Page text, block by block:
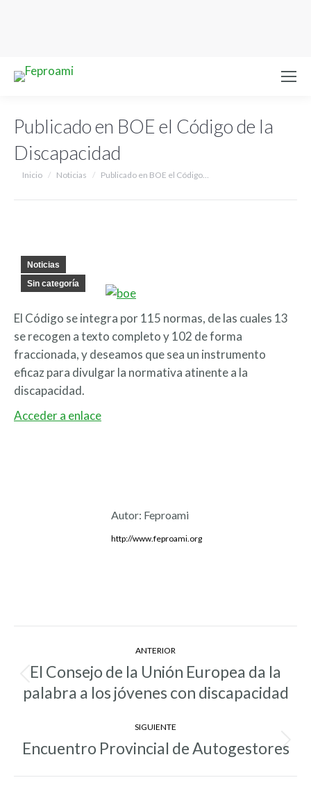
Publicado en BOE el Código de la
Discapacidad
Estás aquí:
Inicio Noticias Publicado en BOE el Código…
Noticias
Sin categoría
El Código se integra por 115 normas, de las cuales 13
se recogen a texto completo y 102 de forma
fraccionada, y deseamos que sea un instrumento
eficaz para divulgar la normativa atinente a la
discapacidad.
Acceder a enlace
Autor: Feproami
http://www.feproami.org
Navegación
entre
entradas
ANTERIOR
Entrada
anterior:
El Consejo de la Unión Europea da la
palabra a los jóvenes con discapacidad
SIGUIENTE
Entrada
Encuentro Provincial de Autogestores